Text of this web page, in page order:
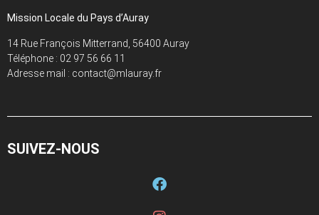
Mission Locale du Pays d’Auray
14 Rue François Mitterrand, 56400 Auray
Téléphone : 02 97 56 66 11
Adresse mail : contact@mlauray.fr
SUIVEZ-NOUS